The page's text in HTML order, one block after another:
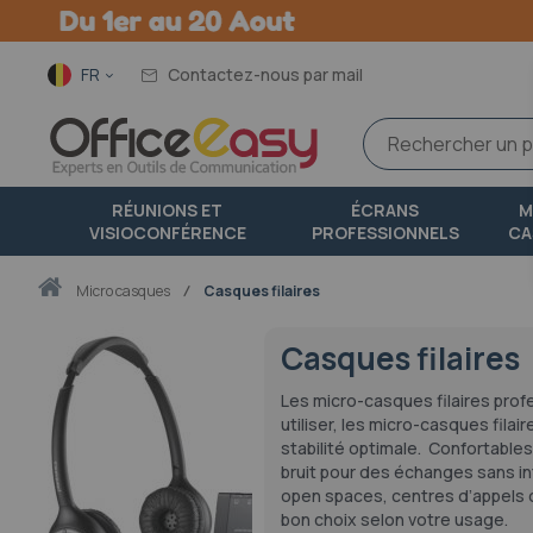
Langue
FR Contactez-nous par mail
RÉUNIONS ET
VISIOCONFÉRENCE
ÉCRANS
PROFESSIONNELS
Accueilmicro casques Casques filaires
Casques filaires
Les micro-casques filaires
utiliser, les micro-casques
stabilité optimale.
bruit pour des échanges sans
open spaces, centres
bon choix selon votre usage.